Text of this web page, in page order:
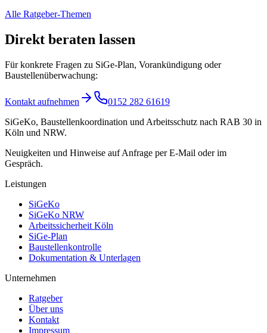
Alle Ratgeber-Themen
Direkt beraten lassen
Für konkrete Fragen zu SiGe-Plan, Vorankündigung oder
Baustellenüberwachung:
Kontakt aufnehmen
0152 282 61619
SiGeKo, Baustellenkoordination und Arbeitsschutz nach RAB 30 in
Köln und NRW.
Neuigkeiten und Hinweise auf Anfrage per E-Mail oder im
Gespräch.
Leistungen
SiGeKo
SiGeKo NRW
Arbeitssicherheit Köln
SiGe-Plan
Baustellenkontrolle
Dokumentation & Unterlagen
Unternehmen
Ratgeber
Über uns
Kontakt
Impressum